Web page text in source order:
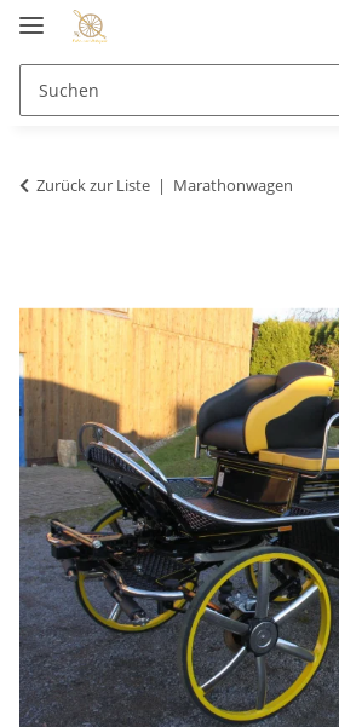
Zurück zur Liste Marathonwagen